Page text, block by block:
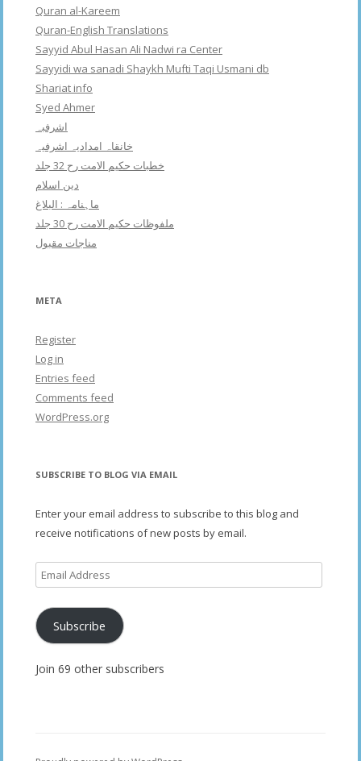
Quran al-Kareem
Quran-English Translations
Sayyid Abul Hasan Ali Nadwi ra Center
Sayyidi wa sanadi Shaykh Mufti Taqi Usmani db
Shariat info
Syed Ahmer
اشرفبہ
خانقاہ امدادیہ اشرفیہ
خطبات حکیم الامت رح 32 جلد
دین اسلام
ماہنامہ : البلاغ
ملفوظات حکیم الامت رح 30 جلد
مناجات مقبول
META
Register
Log in
Entries feed
Comments feed
WordPress.org
SUBSCRIBE TO BLOG VIA EMAIL
Enter your email address to subscribe to this blog and
receive notifications of new posts by email.
Email
Address
Subscribe
Join 69 other subscribers